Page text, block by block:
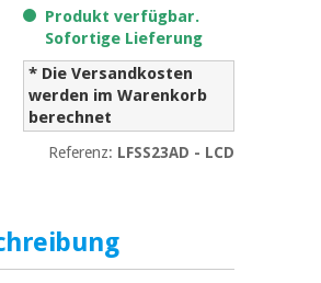
Produkt verfügbar.
Sofortige Lieferung
* Die Versandkosten
werden im Warenkorb
berechnet
Referenz: LFSS23AD - LCD